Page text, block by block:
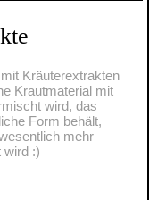
Kräuterextrakten
Krautmaterial mit
wird, das
Form behält,
mehr
wird :)